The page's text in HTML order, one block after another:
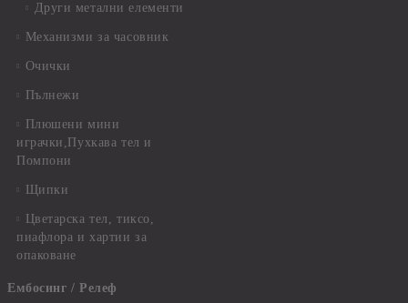
Други метални елементи
Механизми за часовник
Очички
Пълнежи
Плюшени мини
играчки,Пухкава тел и
Помпони
Щипки
Цветарска тел, тиксо,
пиафлора и хартии за
опаковане
Ембосинг / Релеф